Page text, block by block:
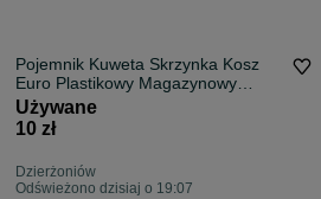
Pojemnik Kuweta Skrzynka Kosz
Euro Plastikowy Magazynowy
Warsztatowy Garaż 30x20x12cm
Używane
10 zł
Dzierżoniów
Odświeżono dzisiaj o 19:07